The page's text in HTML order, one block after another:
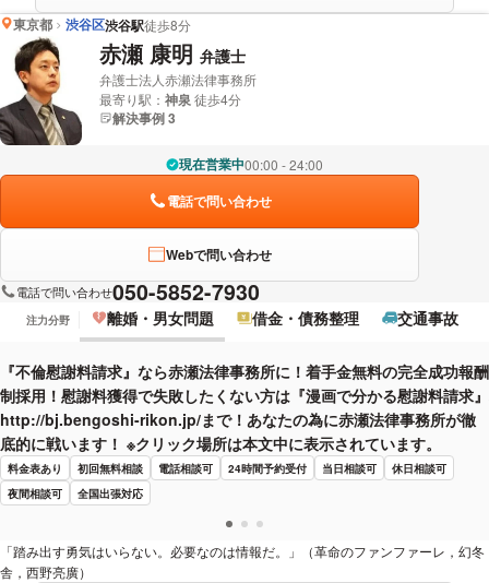
東京都 渋谷区渋谷駅徒歩8分
赤瀬 康明 弁護士
弁護士法人赤瀬法律事務所
最寄り駅： 神泉徒歩4分
解決事例 3
現在営業中00:00 - 24:00
電話で問い合わせ
Webで問い合わせ
電話で問い合わせ050-5852-7930
注力分野 離婚・男女問題 借金・債務整理 交通事故
『不倫慰謝料請求』なら赤瀬法律事務所に！着手金無料の完全成功報酬
制採用！慰謝料獲得で失敗したくない方は『漫画で分かる慰謝料請求』
http://bj.bengoshi-rikon.jp/まで！あなたの為に赤瀬法律事務所が徹
底的に戦います！ ※クリック場所は本文中に表示されています。
料金表あり 初回無料相談 電話相談可 24時間予約受付 当日相談可
休日相談可
夜間相談可
全国出張対応
「踏み出す勇気はいらない。必要なのは情報だ。」（革命のファンファーレ，幻冬
舎，西野亮廣）